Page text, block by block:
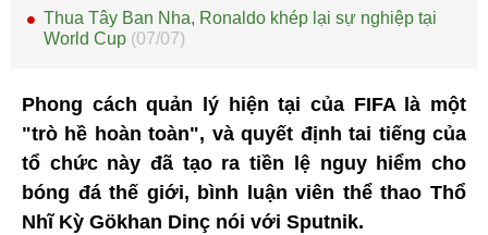
Thua Tây Ban Nha, Ronaldo khép lại sự nghiệp tại
World Cup (07/07)
Phong cách quản lý hiện tại của FIFA là một
"trò hề hoàn toàn", và quyết định tai tiếng của
tổ chức này đã tạo ra tiền lệ nguy hiểm cho
bóng đá thế giới, bình luận viên thể thao Thổ
Nhĩ Kỳ Gökhan Dinç nói với Sputnik.